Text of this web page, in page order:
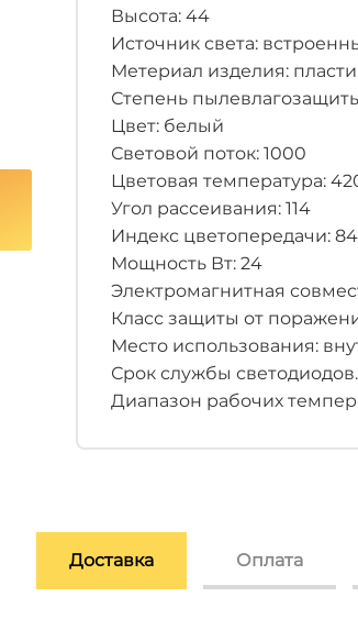
Высота: 44
Источник света:
Метериал изделия:
Степень
Цвет: белый
Световой поток: 1000
Цветовая температура:
Угол рассеивания: 114
Индекс цветопередачи: 84
Мощность Вт: 24
Электромагнитная
Класс защиты от
Место использования:
Срок службы
Диапазон рабочих
Доставка Оплата